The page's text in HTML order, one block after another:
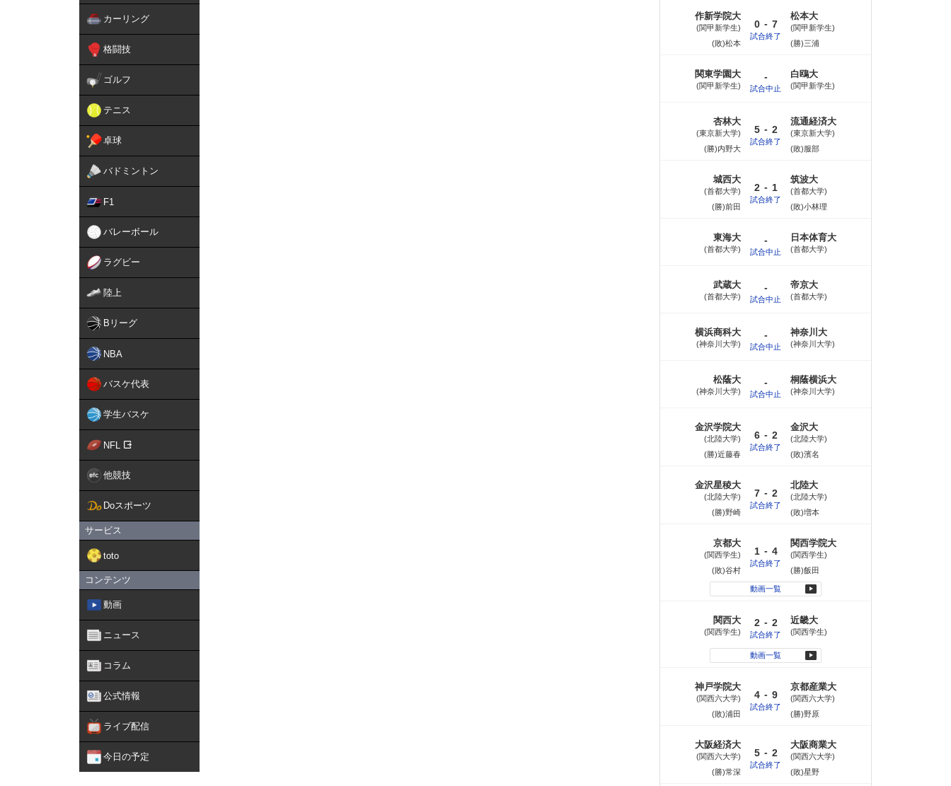
カーリング
格闘技
ゴルフ
テニス
卓球
バドミントン
F1
バレーボール
ラグビー
陸上
Bリーグ
NBA
バスケ代表
学生バスケ
NFL
他競技
Doスポーツ
サービス
toto
コンテンツ
動画
ニュース
コラム
公式情報
ライブ配信
今日の予定
作新学院大
関甲新学生
(敗)松本
0 - 7
試合終了
松本大
関甲新学生
(勝)三浦
関東学園大
関甲新学生
-
試合中止
白鴎大
関甲新学生
杏林大
東京新大学
(勝)内野大
5 - 2
試合終了
流通経済大
東京新大学
(敗)服部
城西大
首都大学
(勝)前田
2 - 1
試合終了
筑波大
首都大学
(敗)小林理
東海大
首都大学
-
試合中止
日本体育大
首都大学
武蔵大
首都大学
-
試合中止
帝京大
首都大学
横浜商科大
神奈川大学
-
試合中止
神奈川大
神奈川大学
松蔭大
神奈川大学
-
試合中止
桐蔭横浜大
神奈川大学
金沢学院大
北陸大学
(勝)近藤春
6 - 2
試合終了
金沢大
北陸大学
(敗)濱名
金沢星稜大
北陸大学
(勝)野崎
7 - 2
試合終了
北陸大
北陸大学
(敗)増本
京都大
関西学生
(敗)谷村
1 - 4
試合終了
関西学院大
関西学生
(勝)飯田
動画一覧
関西大
関西学生
2 - 2
試合終了
近畿大
関西学生
動画一覧
神戸学院大
関西六大学
(敗)浦田
4 - 9
試合終了
京都産業大
関西六大学
(勝)野原
大阪経済大
関西六大学
(勝)常深
5 - 2
試合終了
大阪商業大
関西六大学
(敗)星野